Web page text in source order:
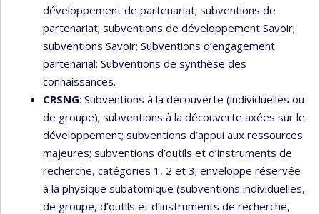
développement de partenariat; subventions de
partenariat; subventions de développement Savoir;
subventions Savoir; Subventions d’engagement
partenarial; Subventions de synthèse des
connaissances.
CRSNG: Subventions à la découverte (individuelles ou
de groupe); subventions à la découverte axées sur le
développement; subventions d’appui aux ressources
majeures; subventions d’outils et d’instruments de
recherche, catégories 1, 2 et 3; enveloppe réservée
à la physique subatomique (subventions individuelles,
de groupe, d’outils et d’instruments de recherche,